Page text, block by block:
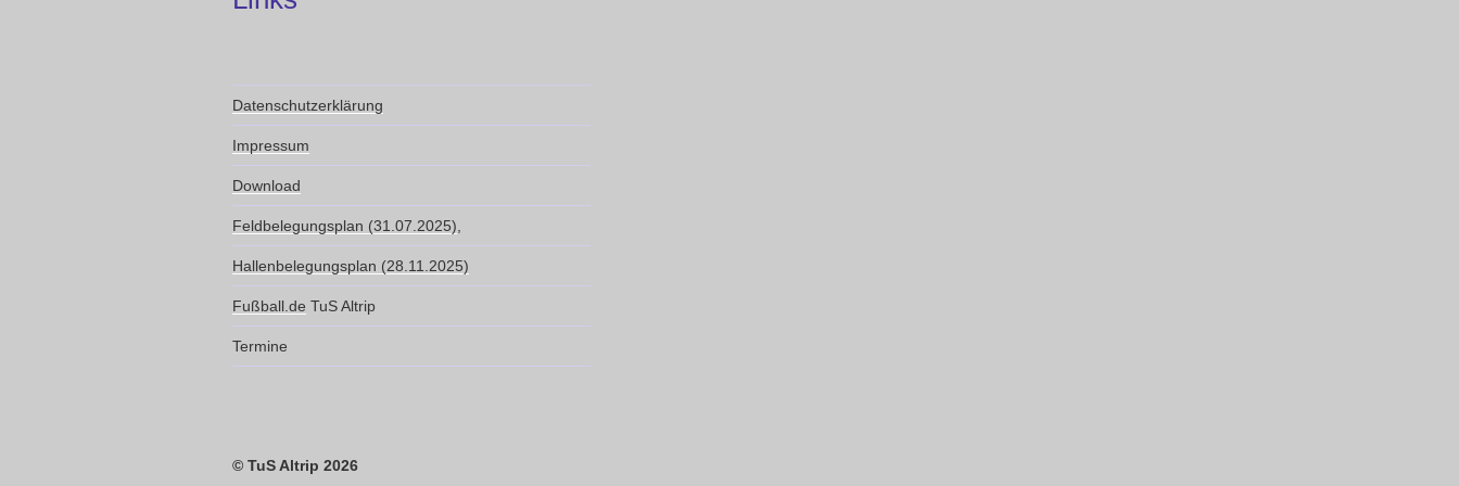
Datenschutzerklärung
Impressum
Download
Feldbelegungsplan (31.07.2025),
Hallenbelegungsplan (28.11.2025)
Fußball.de TuS Altrip
Termine
© TuS Altrip 2026